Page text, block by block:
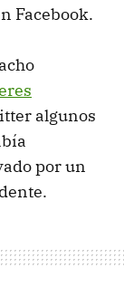
Facebook.
algunos
por un